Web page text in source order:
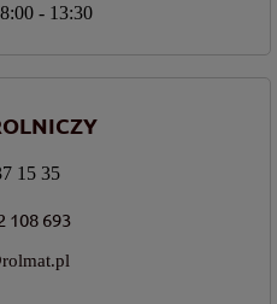
- 13:30
15 35
108 693